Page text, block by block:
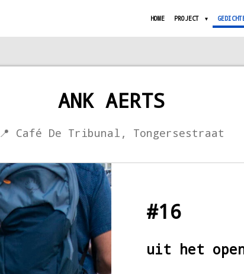
HOME PROJECT
ANK AERTS
📍 Café De Tribunal, Tongersestraat
#16
uit het